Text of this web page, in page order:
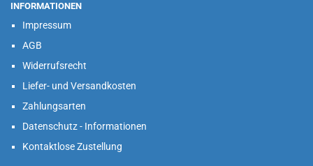
INFORMATIONEN
Impressum
AGB
Widerrufsrecht
Liefer- und Versandkosten
Zahlungsarten
Datenschutz - Informationen
Kontaktlose Zustellung